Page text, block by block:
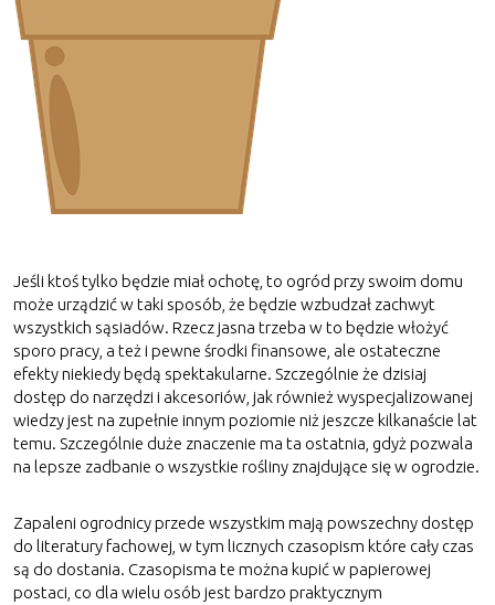
Jeśli ktoś tylko będzie miał ochotę, to ogród przy swoim domu
może urządzić w taki sposób, że będzie wzbudzał zachwyt
wszystkich sąsiadów. Rzecz jasna trzeba w to będzie włożyć
sporo pracy, a też i pewne środki finansowe, ale ostateczne
efekty niekiedy będą spektakularne. Szczególnie że dzisiaj
dostęp do narzędzi i akcesoriów, jak również wyspecjalizowanej
wiedzy jest na zupełnie innym poziomie niż jeszcze kilkanaście lat
temu. Szczególnie duże znaczenie ma ta ostatnia, gdyż pozwala
na lepsze zadbanie o wszystkie rośliny znajdujące się w ogrodzie.
Zapaleni ogrodnicy przede wszystkim mają powszechny dostęp
do literatury fachowej, w tym licznych czasopism które cały czas
są do dostania. Czasopisma te można kupić w papierowej
postaci, co dla wielu osób jest bardzo praktycznym